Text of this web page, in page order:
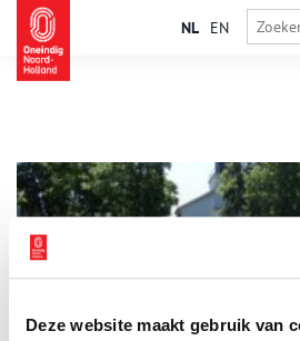
Deze website maakt gebruik van
NL EN